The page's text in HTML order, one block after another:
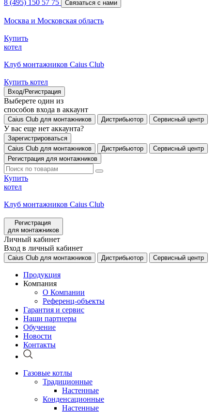
8 (495) 150 57 75 Связаться с нами
Москва и Московская область
Купить
котел
Клуб монтажников Caius Club
Купить котел
Вход/Регистрация
Выберете один из
способов входа в аккаунт
Caius Club для монтажников Дистрибьютор Сервисный центр
У вас еще нет аккаунта?
Зарегистрироваться
Caius Club для монтажников
Дистрибьютор
Сервисный центр
Регистрация для монтажников
Купить
котел
Клуб монтажников Caius Club
Регистрация
для монтажников
Личный кабинет
Вход в личный кабинет
Caius Club для монтажников Дистрибьютор Сервисный центр
Продукция
Компания
О Компании
Референц-объекты
Гарантия и сервис
Наши партнеры
Обучение
Новости
Контакты
Газовые котлы
Традиционные
Настенные
Конденсационные
Настенные